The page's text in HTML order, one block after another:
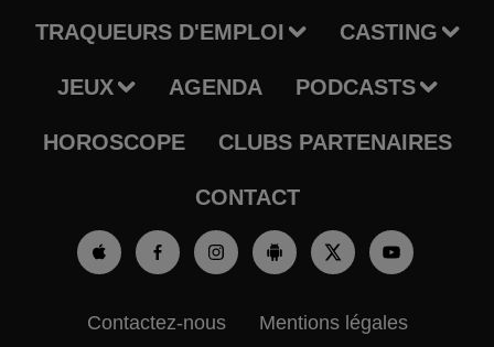
TRAQUEURS D'EMPLOI CASTING
JEUX AGENDA PODCASTS
HOROSCOPE CLUBS PARTENAIRES
CONTACT
Contactez-nous Mentions légales